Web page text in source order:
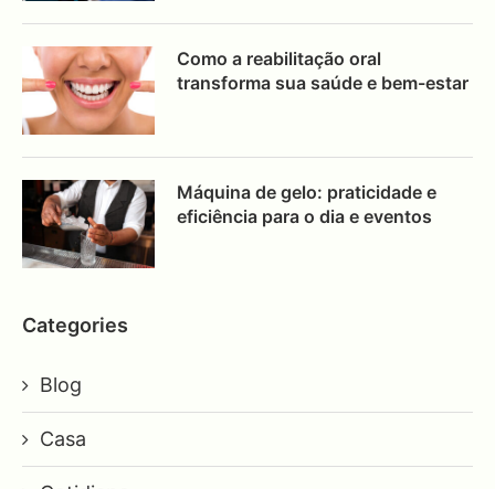
Como a reabilitação oral
transforma sua saúde e bem-estar
Máquina de gelo: praticidade e
eficiência para o dia e eventos
Categories
Blog
Casa